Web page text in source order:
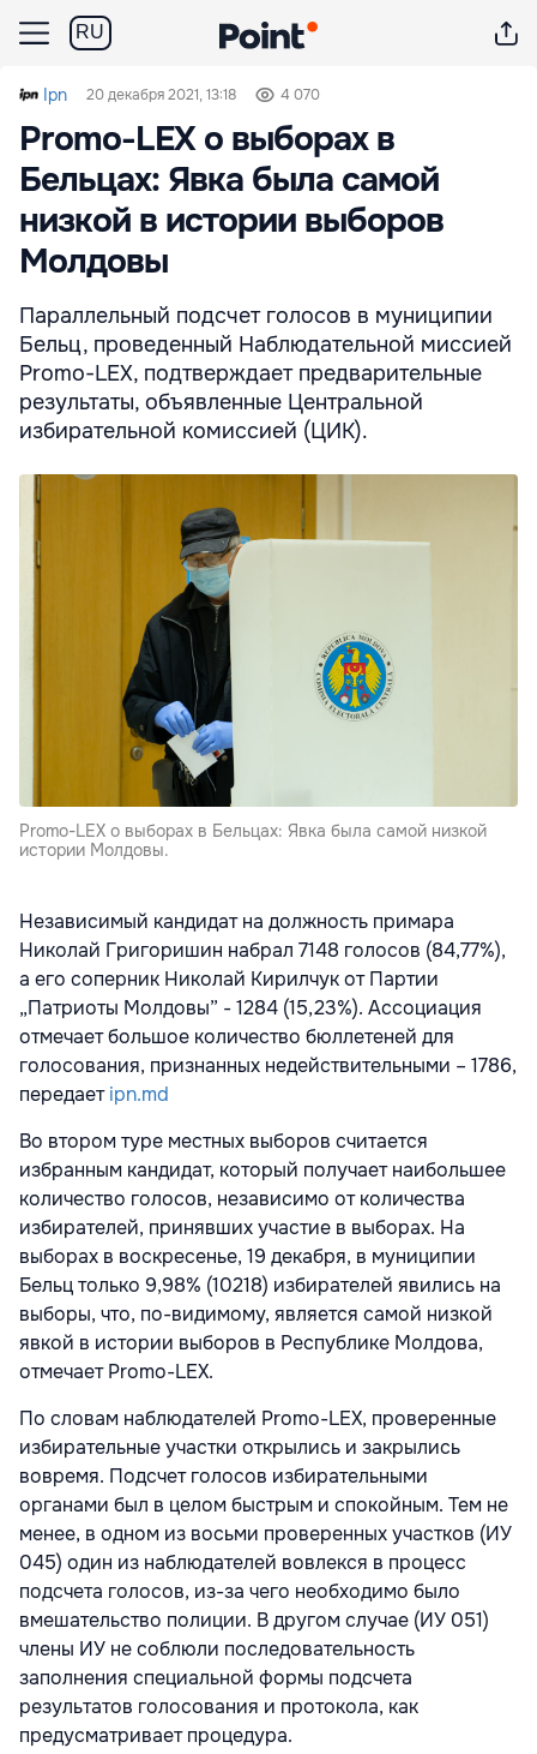
RU
Ipn 20 декабря 2021, 13:18 4 070
Promo-LEX о выборах в
Бельцах: Явка была самой
низкой в истории выборов
Молдовы
Параллельный подсчет голосов в муниципии
Бельц, проведенный Наблюдательной миссией
Promo-LEX, подтверждает предварительные
результаты, объявленные Центральной
избирательной комиссией (ЦИК).
Promo-LEX о выборах в Бельцах: Явка была самой низкой
истории Молдовы.
Независимый кандидат на должность примара
Николай Григоришин набрал 7148 голосов (84,77%),
а его соперник Николай Кирилчук от Партии
„Патриоты Молдовы” - 1284 (15,23%). Ассоциация
отмечает большое количество бюллетеней для
голосования, признанных недействительными – 1786,
передаетipn.md
Во втором туре местных выборов считается
избранным кандидат, который получает наибольшее
количество голосов, независимо от количества
избирателей, принявших участие в выборах. На
выборах в воскресенье, 19 декабря, в муниципии
Бельц только 9,98% (10218) избирателей явились на
выборы, что, по-видимому, является самой низкой
явкой в истории выборов в Республике Молдова,
отмечает Promo-LEX.
По словам наблюдателей Promo-LEX, проверенные
избирательные участки открылись и закрылись
вовремя. Подсчет голосов избирательными
органами был в целом быстрым и спокойным. Тем не
менее, в одном из восьми проверенных участков (ИУ
045) один из наблюдателей вовлекся в процесс
подсчета голосов, из-за чего необходимо было
вмешательство полиции. В другом случае (ИУ 051)
члены ИУ не соблюли последовательность
заполнения специальной формы подсчета
результатов голосования и протокола, как
предусматривает процедура.